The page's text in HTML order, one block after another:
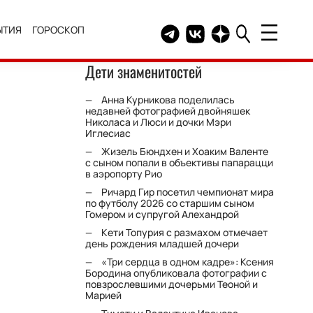
ГОРОСКОП Telegram канал HELLO
Группа HELLO
Канал HELLO в
Дети знаменитостей
Анна Курникова поделилась
недавней фотографией двойняшек
Николаса и Люси и дочки Мэри
Иглесиас
Жизель Бюндхен и Хоаким Валенте
с сыном попали в объективы папарацци
в аэропорту Рио
Ричард Гир посетил чемпионат мира
по футболу 2026 со старшим сыном
Гомером и супругой Алехандрой
Кети Топурия с размахом отмечает
день рождения младшей дочери
«Три сердца в одном кадре»: Ксения
Бородина опубликовала фотографии с
повзрослевшими дочерьми Теоной и
Марией